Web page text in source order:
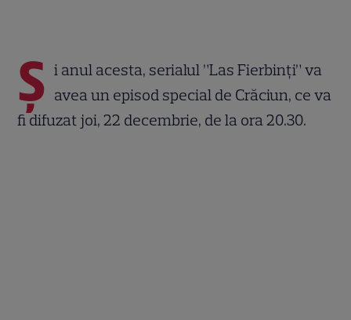
Ș i anul acesta, serialul ”Las Fierbinți” va
avea un episod special de Crăciun, ce va
fi difuzat joi, 22 decembrie, de la ora 20.30.